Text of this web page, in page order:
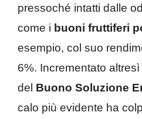
pressoché intatti dalle
come i buoni fruttiferi
esempio, col suo
6%. Incrementato
del Buono Soluzione
calo più evidente ha